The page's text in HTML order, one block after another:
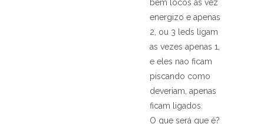
bem locos as vez
energizo e apenas
2, ou 3 leds ligam
as vezes apenas 1,
e eles nao ficam
piscando como
deveriam, apenas
ficam ligados.
O que será que é?